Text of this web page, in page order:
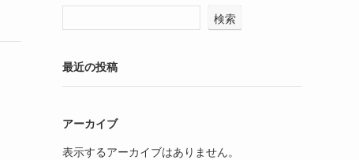
検索
最近の投稿
アーカイブ
表示するアーカイブはありません。